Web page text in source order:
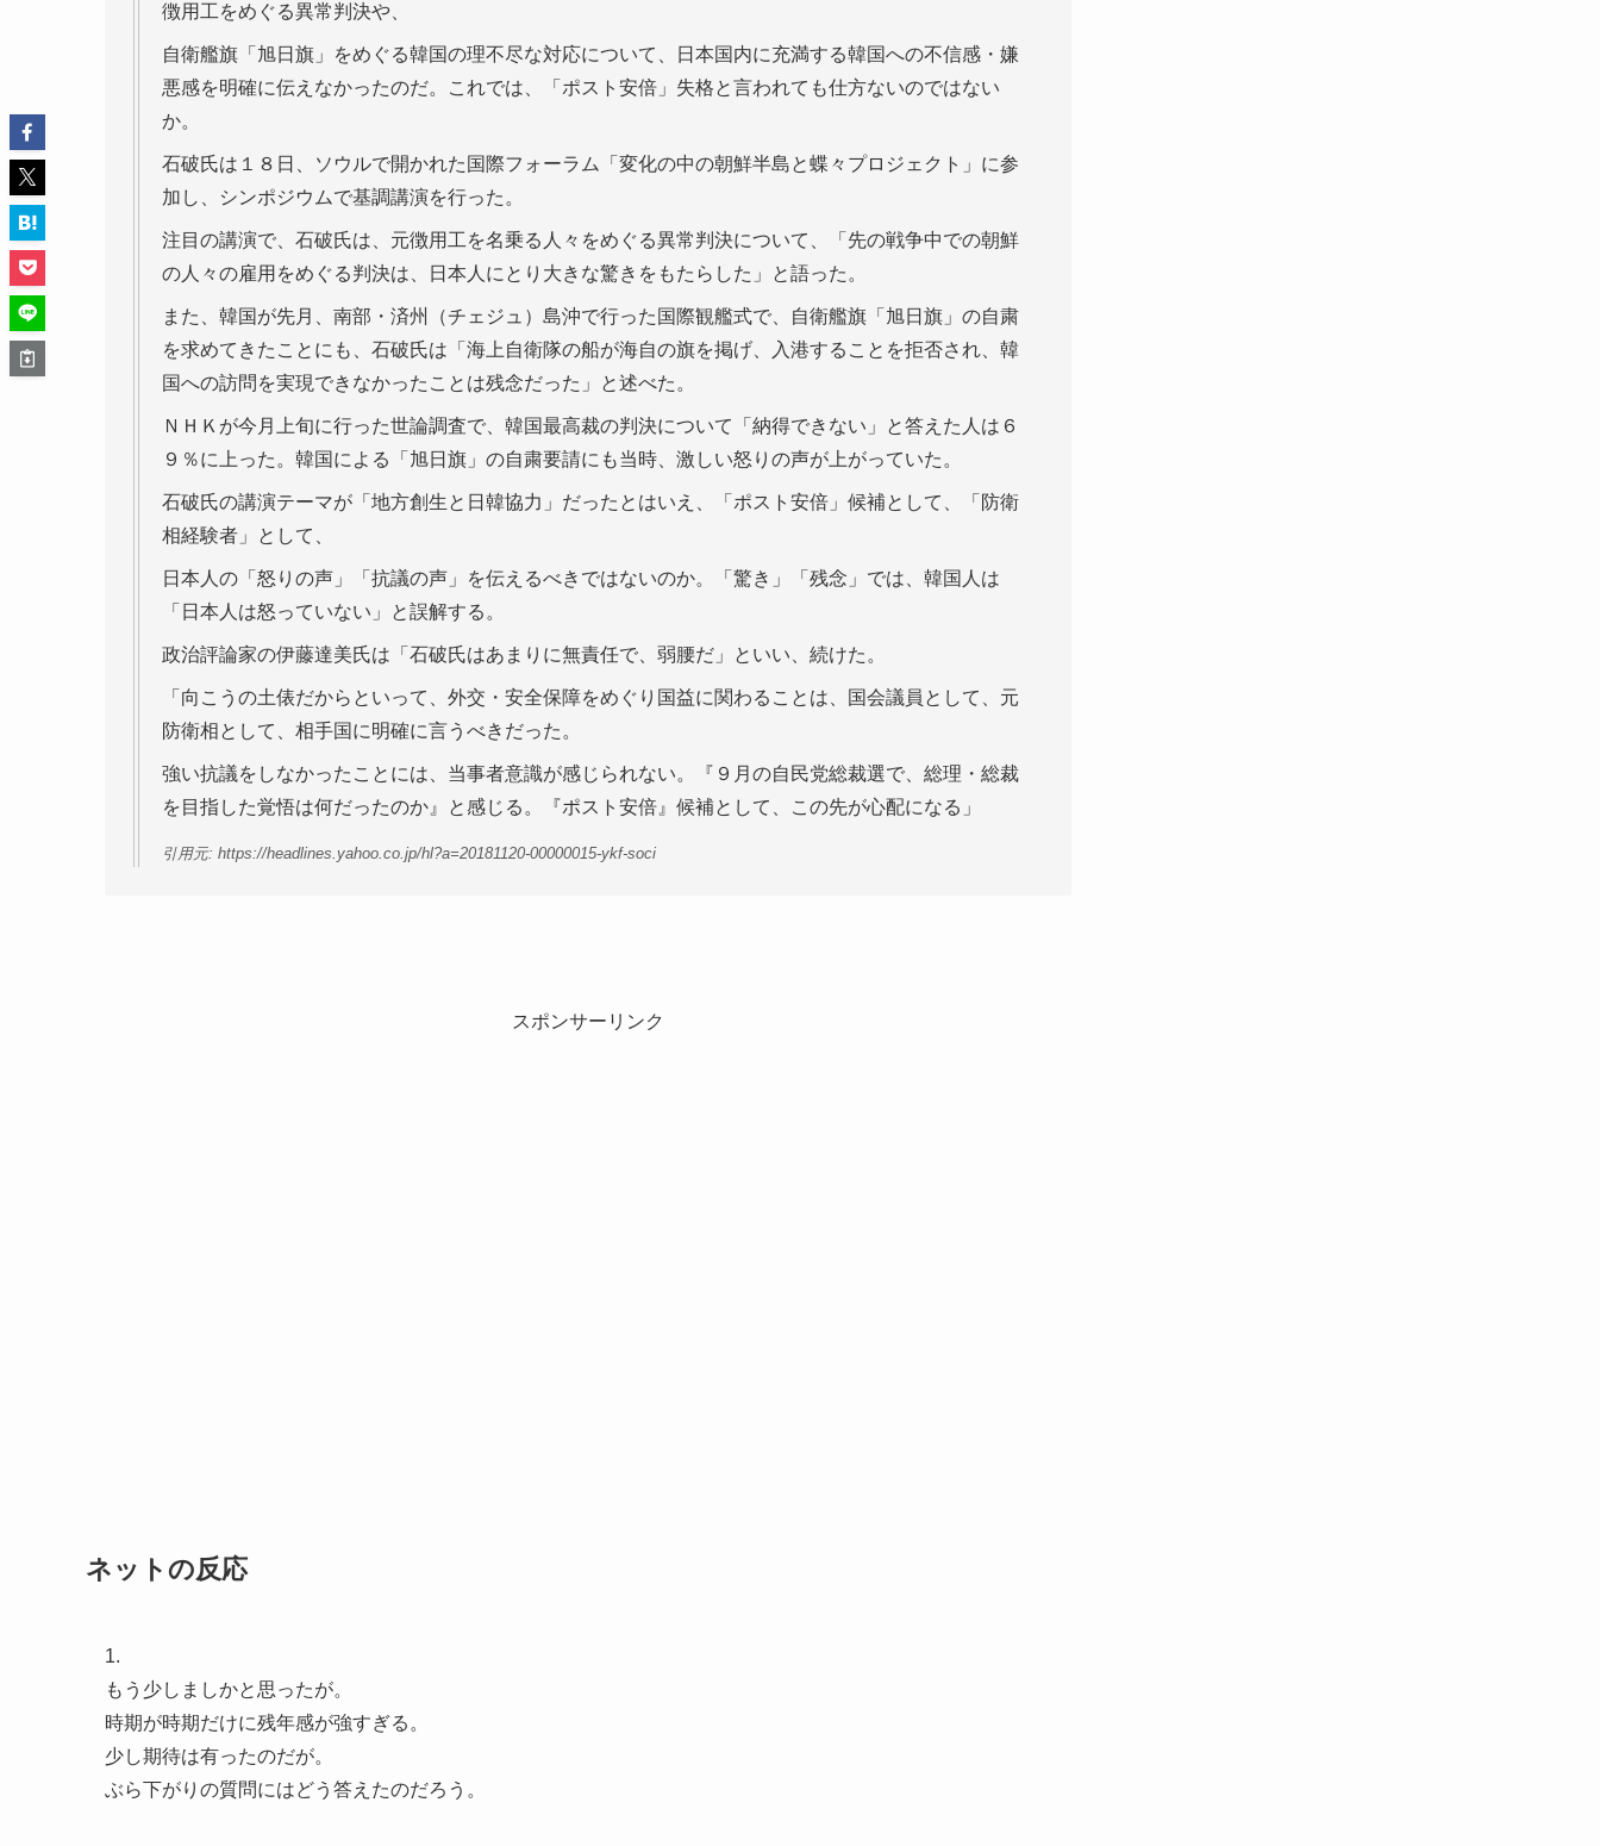
徴用工をめぐる異常判決や、
自衛艦旗「旭日旗」をめぐる韓国の理不尽な対応について、日本国内に充満する韓国への不信感・嫌
悪感を明確に伝えなかったのだ。これでは、「ポスト安倍」失格と言われても仕方ないのではない
か。
石破氏は１８日、ソウルで開かれた国際フォーラム「変化の中の朝鮮半島と蝶々プロジェクト」に参
加し、シンポジウムで基調講演を行った。
注目の講演で、石破氏は、元徴用工を名乗る人々をめぐる異常判決について、「先の戦争中での朝鮮
の人々の雇用をめぐる判決は、日本人にとり大きな驚きをもたらした」と語った。
また、韓国が先月、南部・済州（チェジュ）島沖で行った国際観艦式で、自衛艦旗「旭日旗」の自粛
を求めてきたことにも、石破氏は「海上自衛隊の船が海自の旗を掲げ、入港することを拒否され、韓
国への訪問を実現できなかったことは残念だった」と述べた。
ＮＨＫが今月上旬に行った世論調査で、韓国最高裁の判決について「納得できない」と答えた人は６
９％に上った。韓国による「旭日旗」の自粛要請にも当時、激しい怒りの声が上がっていた。
石破氏の講演テーマが「地方創生と日韓協力」だったとはいえ、「ポスト安倍」候補として、「防衛
相経験者」として、
日本人の「怒りの声」「抗議の声」を伝えるべきではないのか。「驚き」「残念」では、韓国人は
「日本人は怒っていない」と誤解する。
政治評論家の伊藤達美氏は「石破氏はあまりに無責任で、弱腰だ」といい、続けた。
「向こうの土俵だからといって、外交・安全保障をめぐり国益に関わることは、国会議員として、元
防衛相として、相手国に明確に言うべきだった。
強い抗議をしなかったことには、当事者意識が感じられない。『９月の自民党総裁選で、総理・総裁
を目指した覚悟は何だったのか』と感じる。『ポスト安倍』候補として、この先が心配になる」
引用元: https://headlines.yahoo.co.jp/hl?a=20181120-00000015-ykf-soci
スポンサーリンク
ネットの反応
1.
もう少しましかと思ったが。
時期が時期だけに残年感が強すぎる。
少し期待は有ったのだが。
ぶら下がりの質問にはどう答えたのだろう。